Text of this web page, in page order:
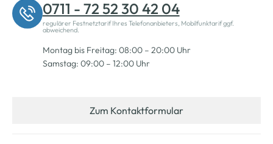
0711 - 72 52 30 42 04
regulärer Festnetztarif Ihres Telefonanbieters, Mobilfunktarif ggf.
abweichend.
Montag bis Freitag: 08:00 – 20:00 Uhr
Samstag: 09:00 – 12:00 Uhr
Zum Kontaktformular